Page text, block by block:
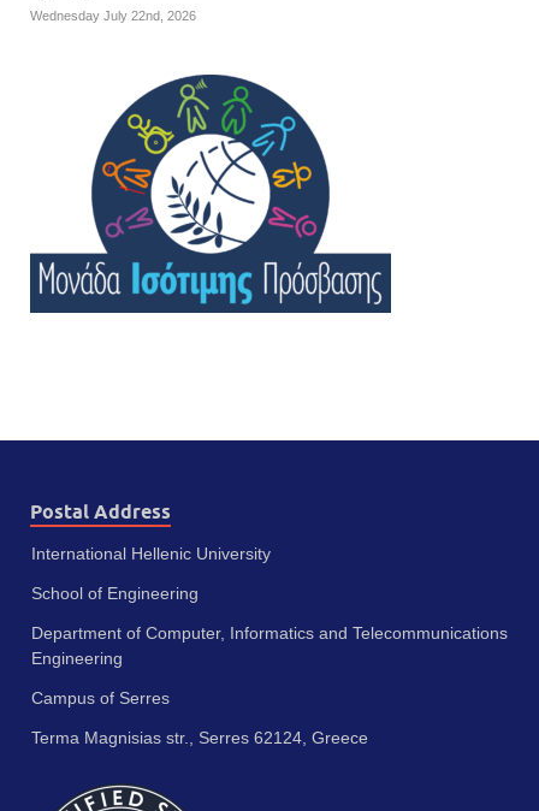
Wednesday July 22nd, 2026
Postal Address
International Hellenic University
School of Engineering
Department of Computer, Informatics and Telecommunications
Engineering
Campus of Serres
Terma Magnisias str., Serres 62124, Greece